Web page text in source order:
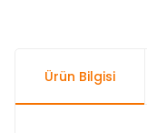
Ürün Bilgisi